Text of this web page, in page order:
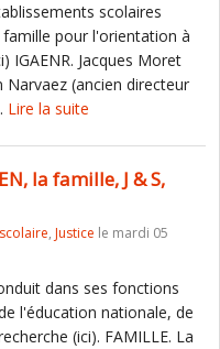
scolaires
pour l'orientation à
IGAENR. Jacques Moret
Narvaez (ancien directeur
Lire la suite
la famille, J & S,
, Justice le mardi 05
dans ses fonctions
l'éducation nationale, de
(ici). FAMILLE. La